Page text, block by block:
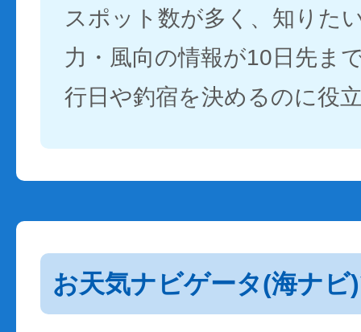
スポット数が多く、知りた
力・風向の情報が10日先ま
行日や釣宿を決めるのに役
お天気ナビゲータ(海ナビ